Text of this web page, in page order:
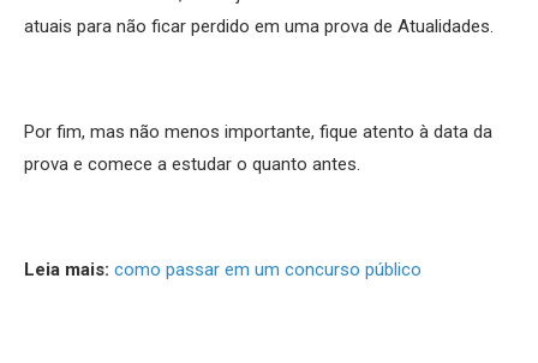
atuais para não ficar perdido em uma prova de Atualidades.
Por fim, mas não menos importante, fique atento à data da
prova e comece a estudar o quanto antes.
Leia mais: como passar em um concurso público